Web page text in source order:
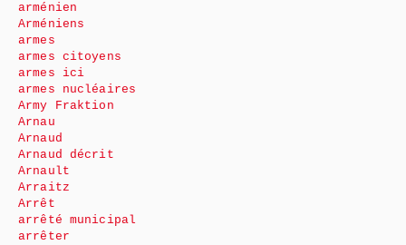
arménien
Arméniens
armes
armes citoyens
armes ici
armes nucléaires
Army Fraktion
Arnau
Arnaud
Arnaud décrit
Arnault
Arraitz
Arrêt
arrêté municipal
arrêter